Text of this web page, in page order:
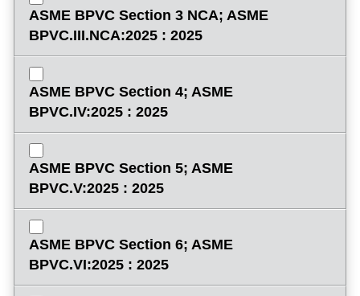
ASME BPVC Section 3 NCA; ASME
BPVC.III.NCA:2025 : 2025
ASME BPVC Section 4; ASME
BPVC.IV:2025 : 2025
ASME BPVC Section 5; ASME
BPVC.V:2025 : 2025
ASME BPVC Section 6; ASME
BPVC.VI:2025 : 2025